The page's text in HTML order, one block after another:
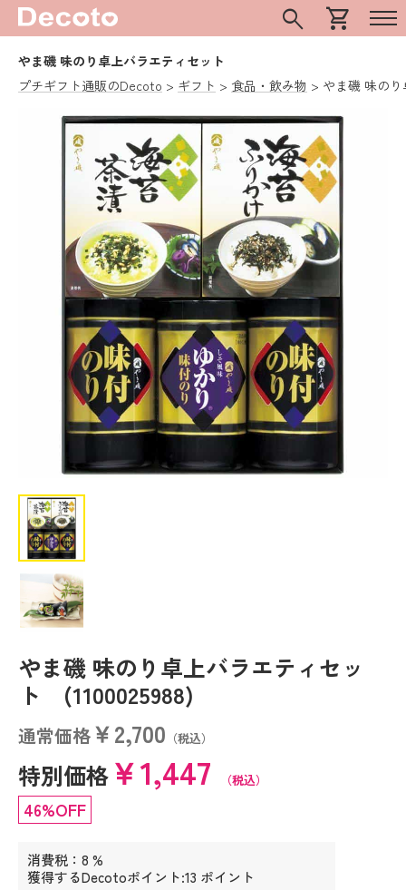
search shopping_cart
やま磯 味のり卓上バラエティセット
プチギフト通販のDecoto
ギフト 食品・飲み物 やま磯 味の
やま磯 味のり卓上バラエティセッ
ト (1100025988)
通常価格￥2,700 （税込）
特別価格￥1,447 （税込）
46%OFF
消費税：8 %
獲得するDecotoポイント:13 ポイント